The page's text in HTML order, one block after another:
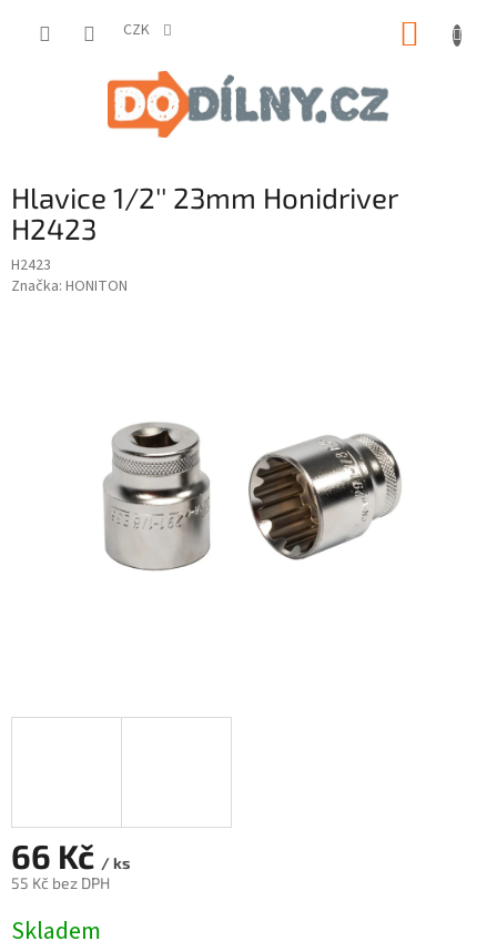
CZK
Hlavice 1/2'' 23mm Honidriver
H2423
H2423
Značka: HONITON
66 Kč / ks
55 Kč bez DPH
cena:
Skladem